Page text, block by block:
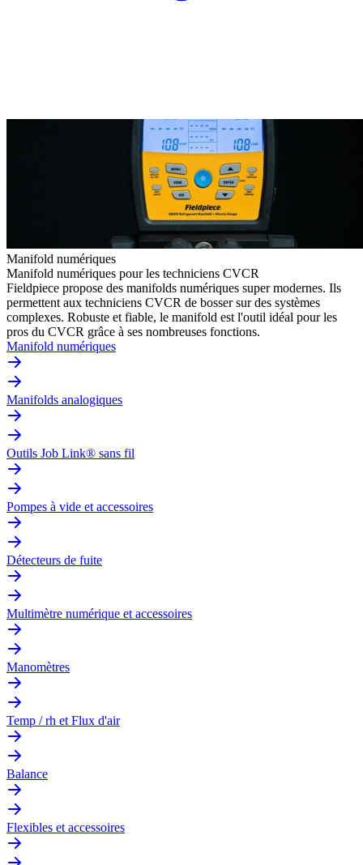
Manifold numériques
Manifold numériques pour les techniciens CVCR
Fieldpiece propose des manifolds numériques super modernes. Ils
permettent aux techniciens CVCR de bosser sur des systèmes
complexes. Robuste et fiable, le manifold est l'outil idéal pour les
pros du CVCR grâce à ses nombreuses fonctions.
Manifold numériques
Manifolds analogiques
Outils Job Link® sans fil
Pompes à vide et accessoires
Détecteurs de fuite
Multimètre numérique et accessoires
Manomètres
Temp / rh et Flux d'air
Balance
Flexibles et accessoires